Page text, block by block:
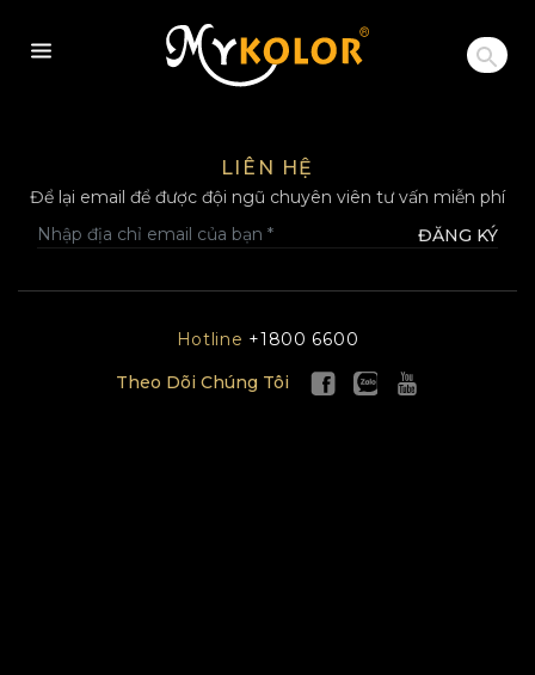
MYKOLOR
LIÊN HỆ
Để lại email để được đội ngũ chuyên viên tư vấn miễn phí
ĐĂNG KÝ
Hotline +1800 6600
Theo Dõi Chúng Tôi